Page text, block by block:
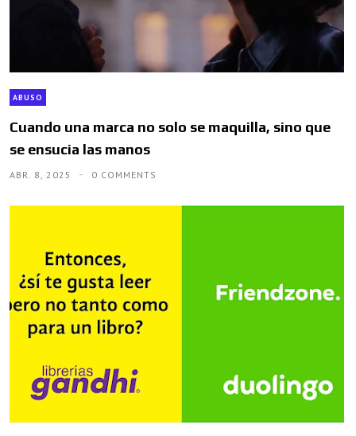
ABUSO
Cuando una marca no solo se maquilla, sino que
se ensucia las manos
ABR. 8, 2025 0 COMMENTS